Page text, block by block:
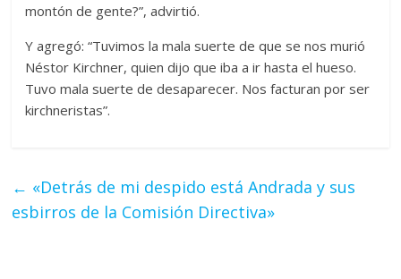
montón de gente?”, advirtió.
Y agregó: “Tuvimos la mala suerte de que se nos murió
Néstor Kirchner, quien dijo que iba a ir hasta el hueso.
Tuvo mala suerte de desaparecer. Nos facturan por ser
kirchneristas”.
← «Detrás de mi despido está Andrada y sus
esbirros de la Comisión Directiva»